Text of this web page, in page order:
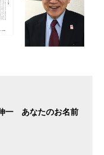
一 あなたのお名前